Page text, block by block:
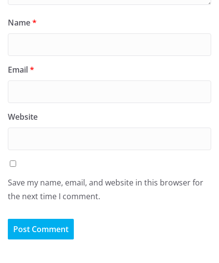
Name*
Email*
Website
Save my name, email, and website in this browser for
the next time I comment.